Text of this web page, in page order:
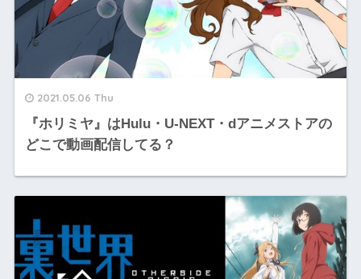
2021.05.06 Thu
『ホリミヤ』はHulu・U-NEXT・dアニメストアの
どこで動画配信してる？